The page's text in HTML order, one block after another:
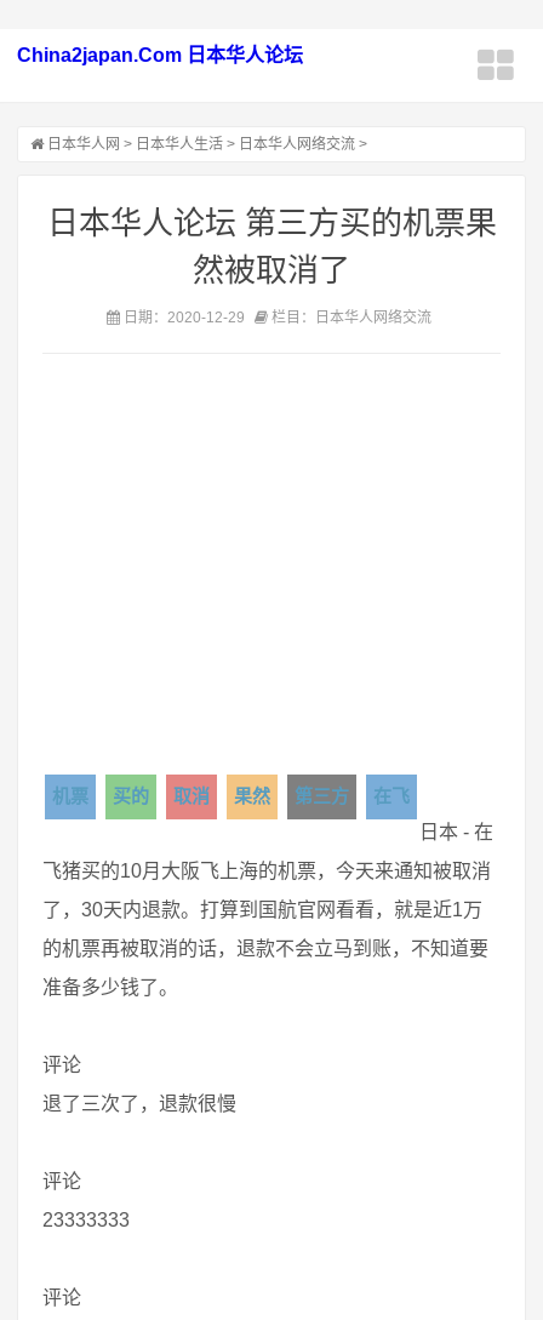
China2japan.Com 日本华人论坛
日本华人网 > 日本华人生活 > 日本华人网络交流 >
日本华人论坛 第三方买的机票果
然被取消了
日期：2020-12-29 栏目：日本华人网络交流
机票 买的 取消 果然 第三方
在飞
日本 - 在
飞猪买的10月大阪飞上海的机票，今天来通知被取消
了，30天内退款。打算到国航官网看看，就是近1万
的机票再被取消的话，退款不会立马到账，不知道要
准备多少钱了。
评论
退了三次了，退款很慢
评论
23333333
评论